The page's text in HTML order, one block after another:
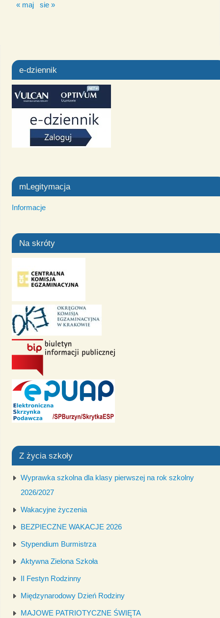
« maj
sie »
e-dziennik
mLegitymacja
Informacje
Na skróty
Z życia szkoły
Wyprawka szkolna dla klasy pierwszej na rok szkolny
2026/2027
Wakacyjne życzenia
BEZPIECZNE WAKACJE 2026
Stypendium Burmistrza
Aktywna Zielona Szkoła
II Festyn Rodzinny
Międzynarodowy Dzień Rodziny
MAJOWE PATRIOTYCZNE ŚWIĘTA